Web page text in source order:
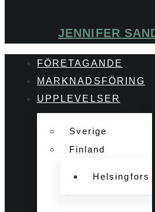
JENNIFER
FÖRETAGANDE
MARKNADSFÖRING
UPPLEVELSER
Sverige
Finland
Helsingfors